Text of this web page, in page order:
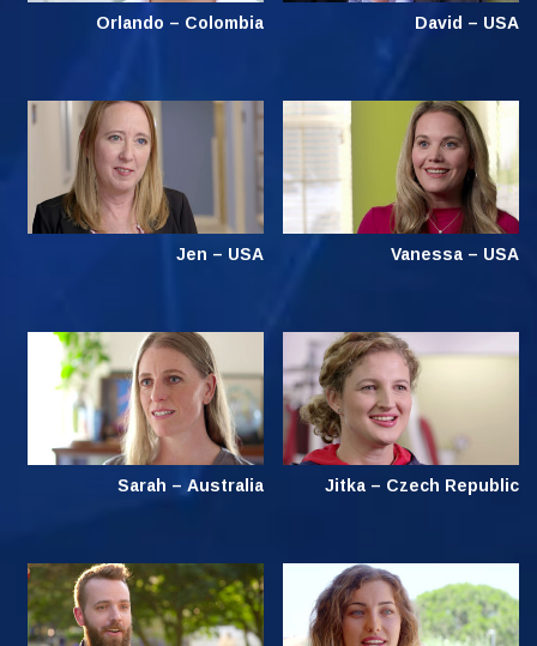
David – USA
Orlando – Colombia
Vanessa – USA
Jen – USA
Jitka – Czech Republic
Sarah – Australia